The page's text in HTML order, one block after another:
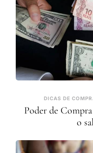
DICAS DE
Poder de
o